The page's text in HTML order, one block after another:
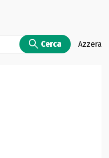
Cerca Azzera